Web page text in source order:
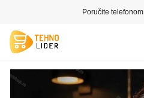
Poručite telefonom